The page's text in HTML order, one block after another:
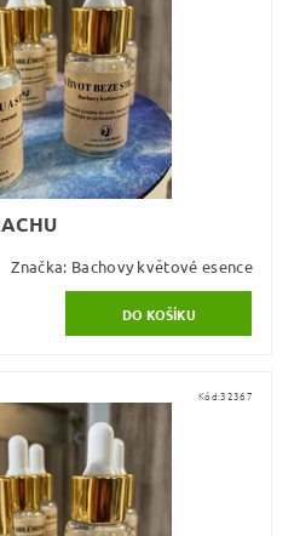
Značka: Bachovy květové esence
Kód:32367